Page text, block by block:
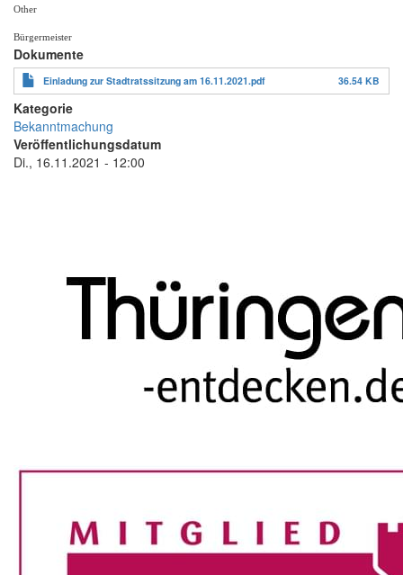
Other
Bürgermeister
Dokumente
Einladung zur Stadtratssitzung am 16.11.2021.pdf 36.54 KB
Kategorie
Bekanntmachung
Veröffentlichungsdatum
Di., 16.11.2021 - 12:00